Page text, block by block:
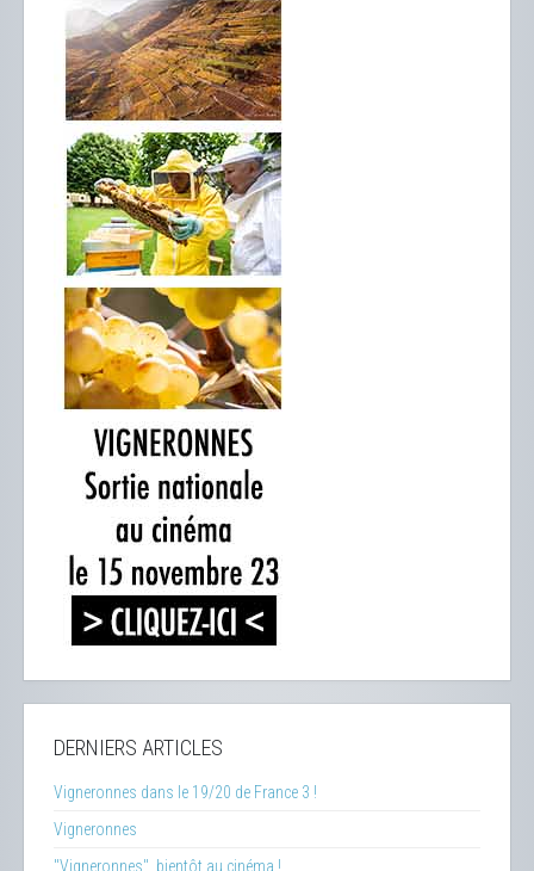
DERNIERS ARTICLES
Vigneronnes dans le 19/20 de France 3 !
Vigneronnes
"Vigneronnes", bientôt au cinéma !